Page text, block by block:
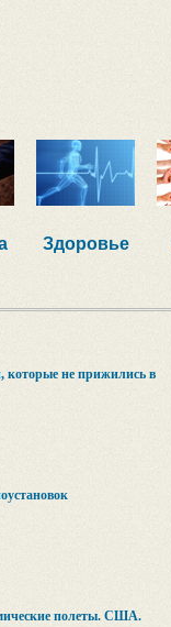
Здоровье
которые не прижились в
полеты. США.